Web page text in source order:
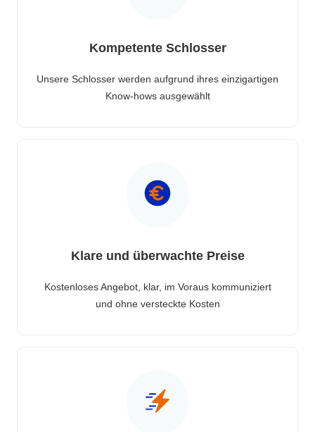
Kompetente Schlosser
Unsere Schlosser werden aufgrund ihres einzigartigen
Know-hows ausgewählt
Klare und überwachte Preise
Kostenloses Angebot, klar, im Voraus kommuniziert
und ohne versteckte Kosten